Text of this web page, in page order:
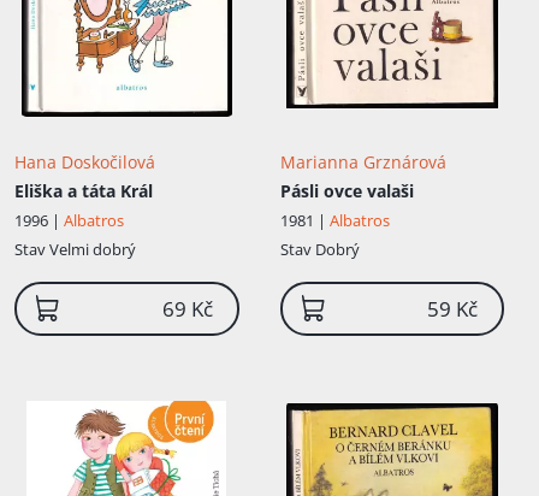
Hana Doskočilová
Eliška a táta Král
1996 | Albatros
StavVelmi dobrý
69 Kč
Marianna Grznárová
Pásli ovce valaši
1981 | Albatros
Stav Dobrý
59 Kč